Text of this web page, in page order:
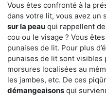
Vous êtes confronté à la
dans votre lit, vous avez un
sur la peau qui rappellent
cou ou le visage ? Vous
punaises de lit. Pour plus
punaises de lit sont visibles
morsures localisées au
les jambes, etc. De ces
démangeaisons qui